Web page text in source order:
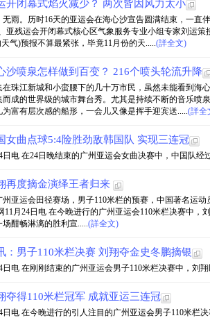
开闭幕式焰火减少？ 两次皆因风力太小
无雨。历时16天的亚运会在海心沙宣告圆满结束，一直
亚残运会开闭幕式核心区气象服务专业小组专家刘运
气)预报不算最紧张，毕竟11月份的天.....(詳全文)
沙喷泉怎样做到百变？ 216个喷头轮流升降
在珠江新城和小蛮腰下的几十万市民，虽然未能看到海
而成的世界级的城市舞台秀。尤其是持续不断的音乐喷
富有层次感的船形，一会儿又像是挥手迎宾送.....(詳全
女曲点球5:4险胜劲敌韩国队 实现三连冠
日电 在24日晚结束的广州亚运会女曲决赛中，中国队经
再度摘金演绎王者归来
州亚运会田径赛场，男子110米栏的预赛，中国著名运
11月24日电 在今晚进行的广州亚运会110米栏决赛中，
酣畅淋漓的胜利宣.....(詳全文)
：男子110米栏决赛 刘翔夺金史冬鹏摘银
日电 在刚刚结束的广州亚运会男子110米栏决赛中，刘
夺得110米栏冠军 成就亚运三连冠
日电 在今晚进行的引人注目的广州亚运会男子110米栏